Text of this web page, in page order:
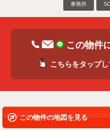
事務所
この物件
こちらをタップ
この物件の地図を見る